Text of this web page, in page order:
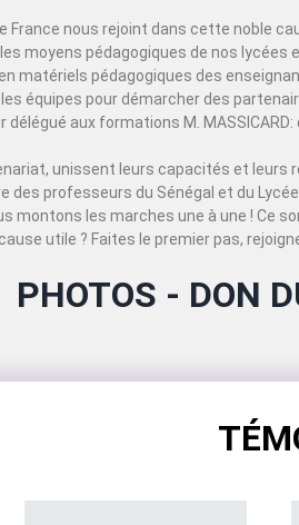
France nous rejoint dans cette noble
moyens pédagogiques de nos
matériels pédagogiques des
équipes pour démarcher des
délégué aux formations M.
unissent leurs capacités et
des professeurs du Sénégal et du Lycée.
montons les marches une à une !
utile ? Faites le premier pas,
PHOTOS - DON